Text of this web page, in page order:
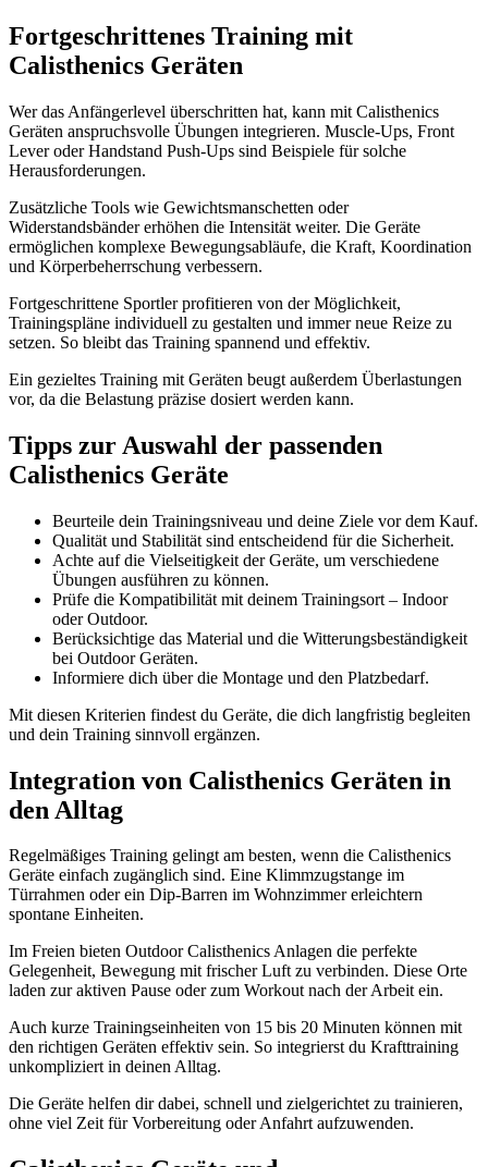
Fortgeschrittenes Training mit
Calisthenics Geräten
Wer das Anfängerlevel überschritten hat, kann mit Calisthenics
Geräten anspruchsvolle Übungen integrieren. Muscle-Ups, Front
Lever oder Handstand Push-Ups sind Beispiele für solche
Herausforderungen.
Zusätzliche Tools wie Gewichtsmanschetten oder
Widerstandsbänder erhöhen die Intensität weiter. Die Geräte
ermöglichen komplexe Bewegungsabläufe, die Kraft, Koordination
und Körperbeherrschung verbessern.
Fortgeschrittene Sportler profitieren von der Möglichkeit,
Trainingspläne individuell zu gestalten und immer neue Reize zu
setzen. So bleibt das Training spannend und effektiv.
Ein gezieltes Training mit Geräten beugt außerdem Überlastungen
vor, da die Belastung präzise dosiert werden kann.
Tipps zur Auswahl der passenden
Calisthenics Geräte
Beurteile dein Trainingsniveau und deine Ziele vor dem Kauf.
Qualität und Stabilität sind entscheidend für die Sicherheit.
Achte auf die Vielseitigkeit der Geräte, um verschiedene
Übungen ausführen zu können.
Prüfe die Kompatibilität mit deinem Trainingsort – Indoor
oder Outdoor.
Berücksichtige das Material und die Witterungsbeständigkeit
bei Outdoor Geräten.
Informiere dich über die Montage und den Platzbedarf.
Mit diesen Kriterien findest du Geräte, die dich langfristig begleiten
und dein Training sinnvoll ergänzen.
Integration von Calisthenics Geräten in
den Alltag
Regelmäßiges Training gelingt am besten, wenn die Calisthenics
Geräte einfach zugänglich sind. Eine Klimmzugstange im
Türrahmen oder ein Dip-Barren im Wohnzimmer erleichtern
spontane Einheiten.
Im Freien bieten Outdoor Calisthenics Anlagen die perfekte
Gelegenheit, Bewegung mit frischer Luft zu verbinden. Diese Orte
laden zur aktiven Pause oder zum Workout nach der Arbeit ein.
Auch kurze Trainingseinheiten von 15 bis 20 Minuten können mit
den richtigen Geräten effektiv sein. So integrierst du Krafttraining
unkompliziert in deinen Alltag.
Die Geräte helfen dir dabei, schnell und zielgerichtet zu trainieren,
ohne viel Zeit für Vorbereitung oder Anfahrt aufzuwenden.